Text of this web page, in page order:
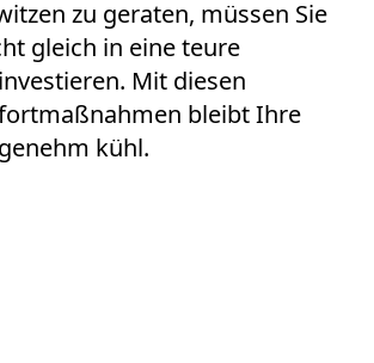
zu geraten, müssen Sie
gleich in eine teure
investieren. Mit diesen
bleibt Ihre
kühl.